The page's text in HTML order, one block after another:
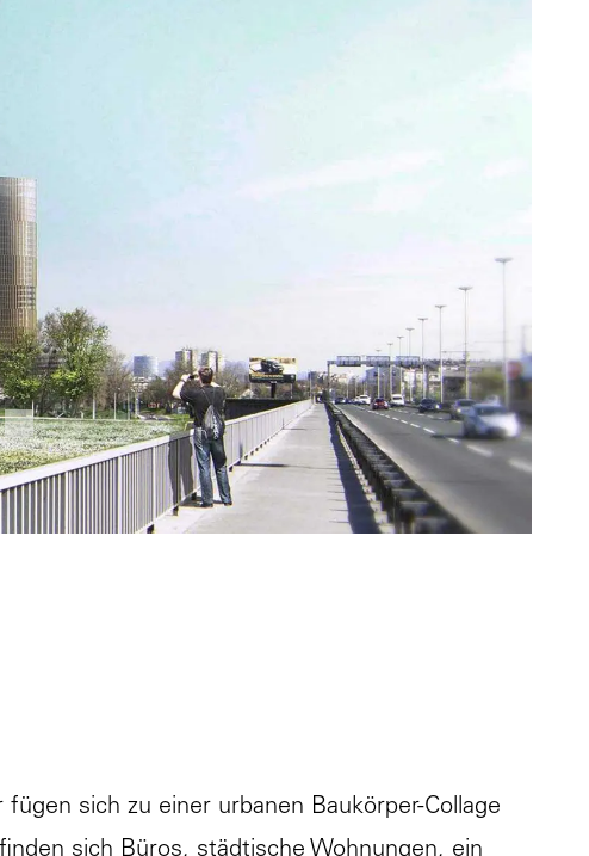
sich zu einer urbanen Baukörper-Collage
sich Büros, städtische Wohnungen, ein